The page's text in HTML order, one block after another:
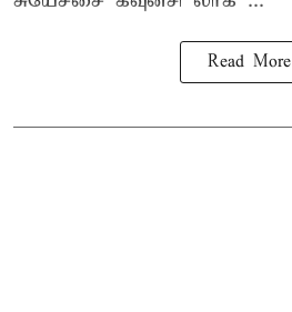
Read More